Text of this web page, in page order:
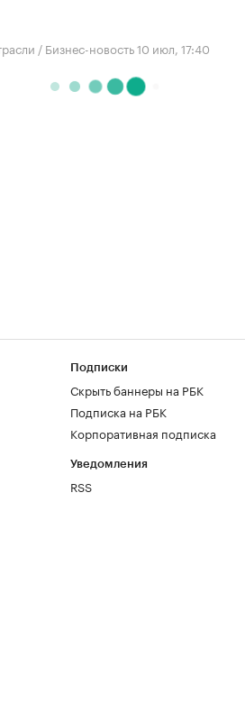
/ Бизнес-новость10 июл, 17:40
Подписки
Скрыть баннеры на РБК
Подписка на РБК
Корпоративная подписка
Уведомления
RSS